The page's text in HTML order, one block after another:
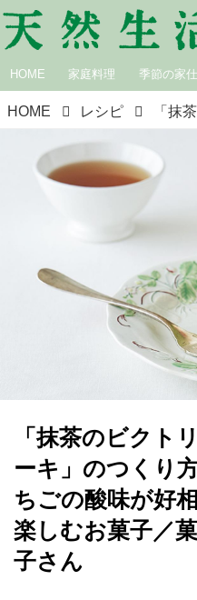
HOME 家庭料理 季節の家
HOME レシピ
「抹茶のビクト
ーキ」のつくり
ちごの酸味が好
楽しむお菓子／
子さん